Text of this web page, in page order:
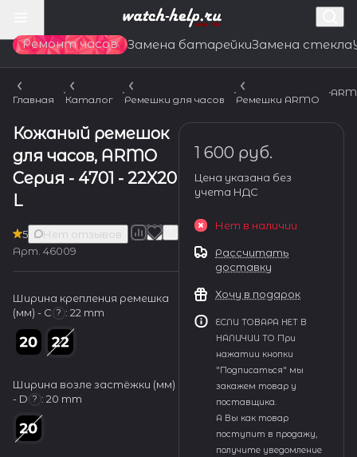
Ремонт часов Замена батарейкиЗамена стекла
Главная Каталог Ремешки для часов Ремешки ARMO
Кожаный ремешок
для часов, ARMO
Серия - 4701 - 22X20
L
5
Нет отзывов
Арт. 46009
Ширина крепления ремешка
(мм) - С ? : 22 mm
Ширина возле застёжки (мм)
- D ? : 20 mm
1 600 руб.
Цена указана без
учета НДС
Нет в наличии
Рассчитать
доставку
Хочу в подарок
ЕСЛИ ТОВАРА НЕТ В
НАЛИЧИИ ТО При
нажатии кнопки
"Подписаться" мы
закажем товар у
поставщика.
А Вы как товар
поступит в продажу,
получите уведомление